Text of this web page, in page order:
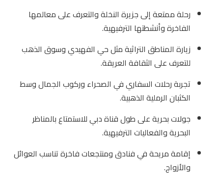
رحلة ممتعة إلى جزيرة النخلة والتعرف على معالمها
الفاخرة وأنشطتها الترفيهية.
زيارة المناطق التراثية مثل حي الفهيدي وسوق الذهب
للتعرف على الثقافة العريقة.
تجربة رحلات السفاري في الصحراء وركوب الجمال وسط
الكثبان الرملية الذهبية.
جولات بحرية على طول قناة دبي للاستمتاع بالمناظر
البحرية والفعاليات الترفيهية.
إقامة مريحة في فنادق ومنتجعات فاخرة تناسب العوائل
والأزواج.